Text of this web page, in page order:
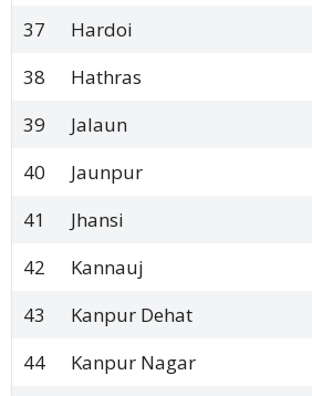
37
Hardoi
38
Hathras
39
Jalaun
40
Jaunpur
41
Jhansi
42
Kannauj
43
Kanpur Dehat
44
Kanpur Nagar